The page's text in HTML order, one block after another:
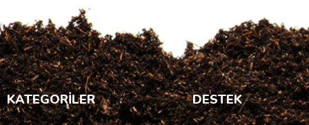
KATEGORİLER DESTEK